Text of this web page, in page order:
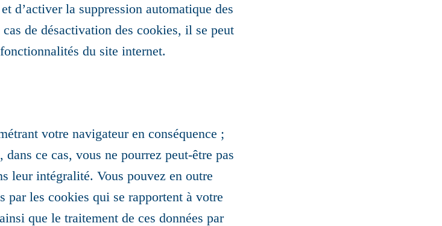
d’activer la suppression automatique des
de désactivation des cookies, il se peut
du site internet.
votre navigateur en conséquence ;
ce cas, vous ne pourrez peut-être pas
leur intégralité. Vous pouvez en outre
par les cookies qui se rapportent à votre
que le traitement de ces données par